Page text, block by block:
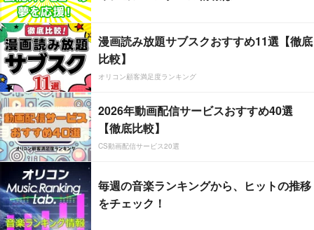
漫画読み放題サブスクおすすめ11選【徹底
比較】
オリコン顧客満足度ランキング
2026年動画配信サービスおすすめ40選
【徹底比較】
CS動画配信サービス20選
毎週の音楽ランキングから、ヒットの推移
をチェック！